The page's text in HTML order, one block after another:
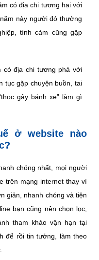
có địa chi tương hại với
này người đó thường
tình cảm cũng gặp
có địa chi tương phá với
tục gặp chuyện buồn, tai
gậy bánh xe” làm gì
ở website nào
chóng nhất, mọi người
trên mạng internet thay vì
giản, nhanh chóng và tiện
bạn cũng nên chọn lọc,
tham khảo vận hạn tại
để rồi tin tưởng, làm theo